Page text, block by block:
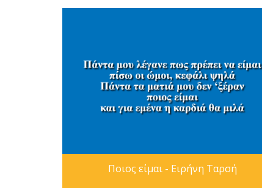
Ποιος είμαι - Ειρήνη Ταρσή